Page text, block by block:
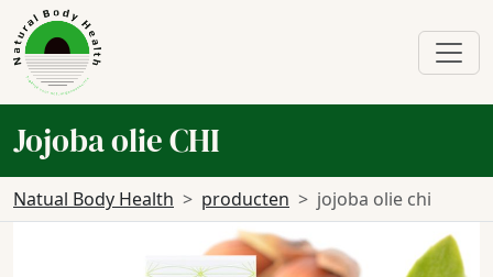
Jojoba olie CHI
Natual Body Health producten jojoba olie chi